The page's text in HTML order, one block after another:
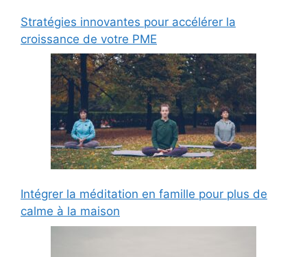
Stratégies innovantes pour accélérer la
croissance de votre PME
Intégrer la méditation en famille pour plus de
calme à la maison